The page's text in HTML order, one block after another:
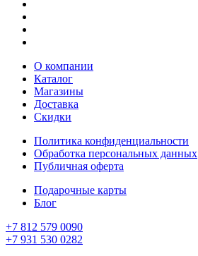
О компании
Каталог
Магазины
Доставка
Скидки
Политика конфиденциальности
Обработка персональных данных
Публичная оферта
Подарочные карты
Блог
+7 812 579 0090
+7 931 530 0282